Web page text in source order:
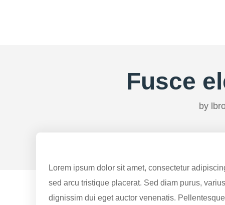
Fusce
by
Lorem ipsum dolor sit amet, consectetur
sed arcu tristique placerat. Sed diam purus,
dignissim dui eget auctor venenatis.